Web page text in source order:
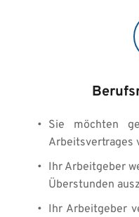
Sie möchten
Arbeitsvertrages
Ihr Arbeitgeber
Überstunden
Ihr Arbeitgeber